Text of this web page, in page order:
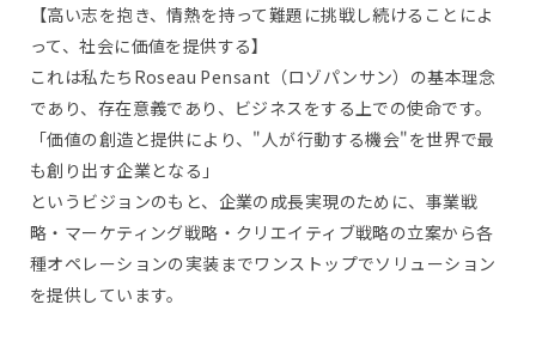
【高い志を抱き、情熱を持って難題に挑戦し続けることによ
って、社会に価値を提供する】
これは私たちRoseau Pensant（ロゾパンサン）の基本理念
であり、存在意義であり、ビジネスをする上での使命です。
「価値の創造と提供により、"人が行動する機会"を世界で最
も創り出す企業となる」
というビジョンのもと、企業の成長実現のために、事業戦
略・マーケティング戦略・クリエイティブ戦略の立案から各
種オペレーションの実装までワンストップでソリューション
を提供しています。